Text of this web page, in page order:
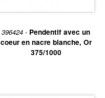
396424 - Pendentif avec un
coeur en nacre blanche, Or
375/1000